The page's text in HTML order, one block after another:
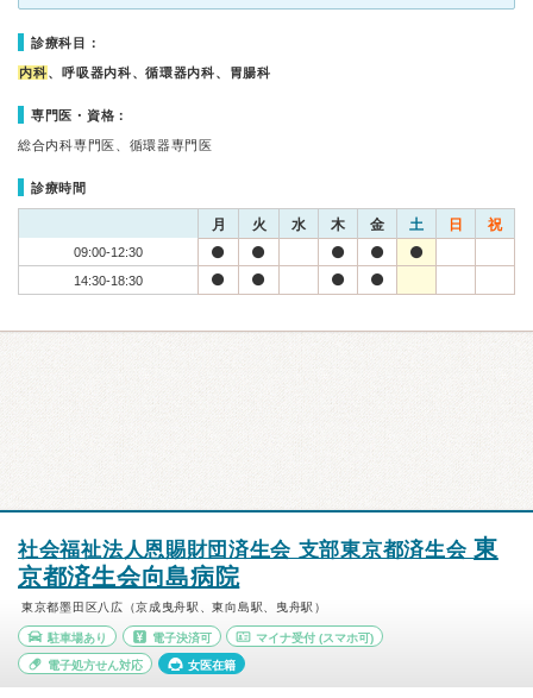
診療科目：
内科、呼吸器内科、循環器内科、胃腸科
専門医・資格：
総合内科専門医、循環器専門医
診療時間
月 火 水 木 金 土 日 祝
09:00-12:30
14:30-18:30
社会福祉法人恩賜財団済生会 支部東京都済生会東
京都済生会向島病院
東京都墨田区八広（京成曳舟駅、東向島駅、曳舟駅）
駐車場あり 電子決済可 マイナ受付 (スマホ可)
電子処方せん対応 女医在籍